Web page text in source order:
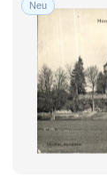
Neu